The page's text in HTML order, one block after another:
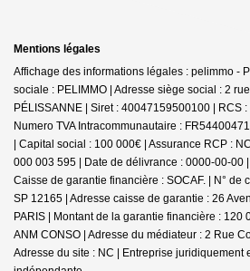
Mentions légales
Affichage des informations légales : pelimmo -
sociale : PELIMMO | Adresse siège social : 2
PÉLISSANNE | Siret : 40047159500100 | RCS
Numero TVA Intracommunautaire :
| Capital social : 100 000€ | Assurance RCP :
000 003 595 | Date de délivrance : 0000-00-00
Caisse de garantie financière : SOCAF. | N° de
SP 12165 | Adresse caisse de garantie : 26
PARIS | Montant de la garantie financière : 120
ANM CONSO | Adresse du médiateur : 2 Rue
Adresse du site : NC | Entreprise juridiquement